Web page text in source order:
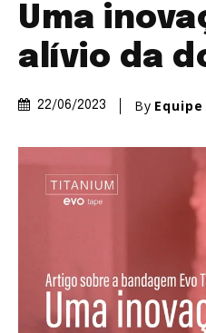
Uma
alívio da
22/06/2023 By